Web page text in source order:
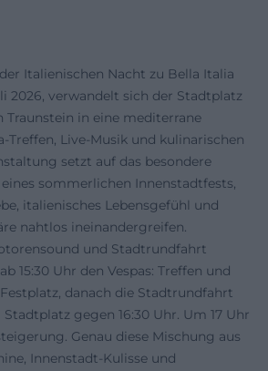
Italienischen Nacht zu Bella Italia
2026, verwandelt sich der Stadtplatz
Traunstein in eine mediterrane
Treffen, Live-Musik und kulinarischen
setzt auf das besondere
sommerlichen Innenstadtfests,
italienisches Lebensgefühl und
nahtlos ineinandergreifen.
und Stadtrundfahrt
15:30 Uhr den Vespas: Treffen und
danach die Stadtrundfahrt
gegen 16:30 Uhr. Um 17 Uhr
Genau diese Mischung aus
Innenstadt-Kulisse und